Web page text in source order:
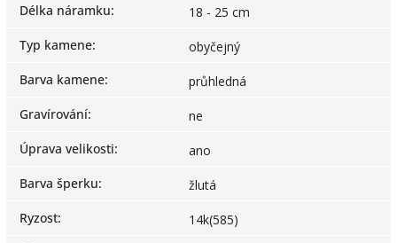
Délka náramku:
18 - 25 cm
Typ kamene:
obyčejný
Barva kamene:
průhledná
Gravírování:
ne
Úprava velikosti:
ano
Barva šperku:
žlutá
Ryzost:
14k(585)